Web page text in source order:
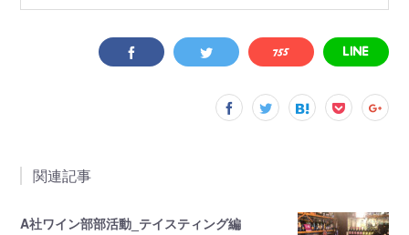
関連記事
A社ワイン部部活動_テイスティング編